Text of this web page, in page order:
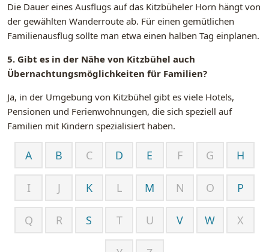
Die Dauer eines Ausflugs auf das Kitzbüheler Horn hängt von
der gewählten Wanderroute ab. Für einen gemütlichen
Familienausflug sollte man etwa einen halben Tag einplanen.
5. Gibt es in der Nähe von Kitzbühel auch
Übernachtungsmöglichkeiten für Familien?
Ja, in der Umgebung von Kitzbühel gibt es viele Hotels,
Pensionen und Ferienwohnungen, die sich speziell auf
Familien mit Kindern spezialisiert haben.
A B C D E F G H
I J K L M N O P
Q R S T U V W X